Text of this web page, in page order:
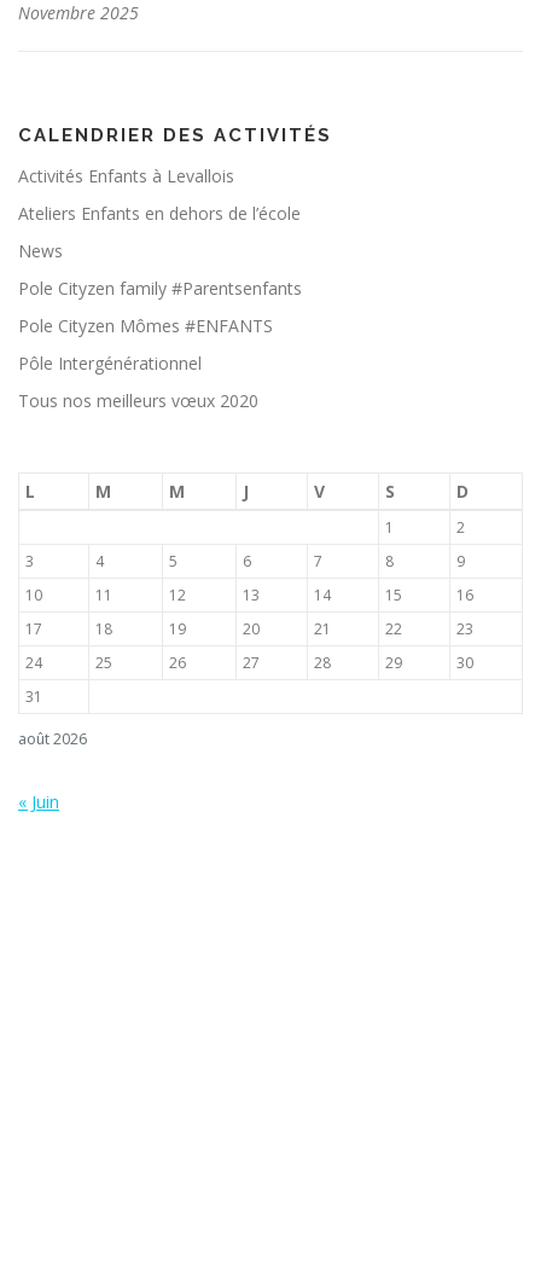
Novembre 2025
CALENDRIER DES ACTIVITÉS
Activités Enfants à Levallois
Ateliers Enfants en dehors de l’école
News
Pole Cityzen family #Parentsenfants
Pole Cityzen Mômes #ENFANTS
Pôle Intergénérationnel
Tous nos meilleurs vœux 2020
août 2026
L M M J V S D
1
2
3
4 5 6 7 8
9
10
11 12 13 14 15
16
17
18 19 20 21 22
23
24
25 26 27 28 29
30
31
« Juin